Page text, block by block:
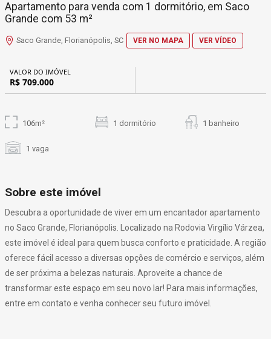
Apartamento para venda com 1 dormitório, em Saco
Grande com 53 m²
Saco Grande, Florianópolis, SC VER NO MAPA VER VÍDEO
VALOR DO IMÓVEL
R$ 709.000
106m² 1 dormitório 1 banheiro
1 vaga
Sobre este imóvel
Descubra a oportunidade de viver em um encantador apartamento
no Saco Grande, Florianópolis. Localizado na Rodovia Virgílio Várzea,
este imóvel é ideal para quem busca conforto e praticidade. A região
oferece fácil acesso a diversas opções de comércio e serviços, além
de ser próxima a belezas naturais. Aproveite a chance de
transformar este espaço em seu novo lar! Para mais informações,
entre em contato e venha conhecer seu futuro imóvel.